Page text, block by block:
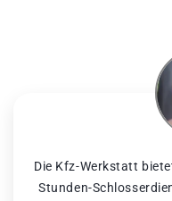
Die Kfz-Werkstatt
Stunden-